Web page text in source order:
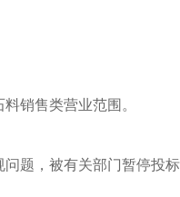
销售类营业范围。
题，被有关部门暂停投